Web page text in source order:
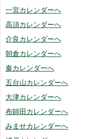
一宮カレンダーへ
高須カレンダーへ
介良カレンダーへ
朝倉カレンダーへ
秦カレンダーへ
五台山カレンダーへ
大津カレンダーへ
布師田カレンダーへ
みませカレンダーへ